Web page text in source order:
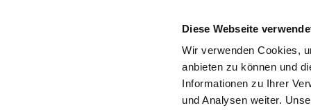
Diese Webseite
Wir verwenden Cookies,
anbieten zu können und
Informationen zu Ihrer
und Analysen weiter.
Zur Krankenhaus-Startseite